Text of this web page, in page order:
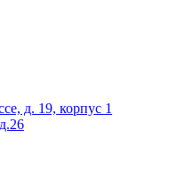
д. 19, корпус 1